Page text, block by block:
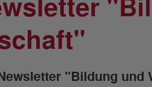
"Bildung